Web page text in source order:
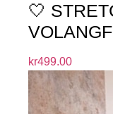
🤍
kr499.00